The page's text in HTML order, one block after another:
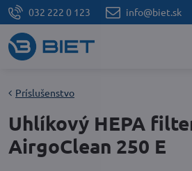
032 222 0 123 info@biet.sk
Príslušenstvo
Uhlíkový HEPA
AirgoClean 250 E